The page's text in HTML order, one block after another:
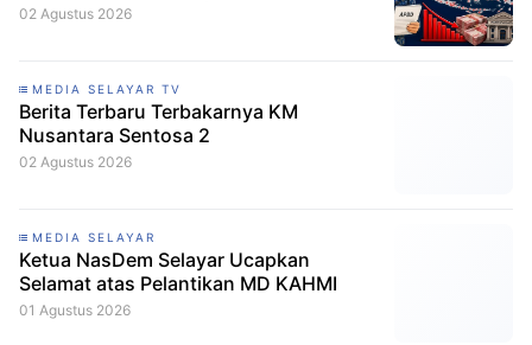
02 Agustus 2026
MEDIA SELAYAR TV
Berita Terbaru Terbakarnya KM
Nusantara Sentosa 2
02 Agustus 2026
MEDIA SELAYAR
Ketua NasDem Selayar Ucapkan
Selamat atas Pelantikan MD KAHMI
01 Agustus 2026